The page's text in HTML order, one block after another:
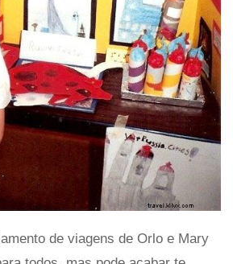
de viagens de Orlo e Mary